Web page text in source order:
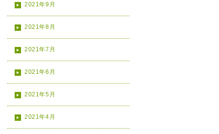
2021年9月
2021年8月
2021年7月
2021年6月
2021年5月
2021年4月